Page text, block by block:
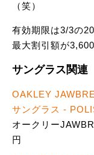
（笑）
有効期限は3/3の
最大割引額が
サングラス関連
OAKLEY
サングラス -
オークリー
円